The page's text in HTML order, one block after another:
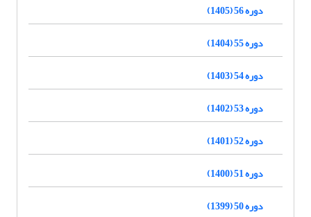
دوره 56 (1405)
دوره 55 (1404)
دوره 54 (1403)
دوره 53 (1402)
دوره 52 (1401)
دوره 51 (1400)
دوره 50 (1399)